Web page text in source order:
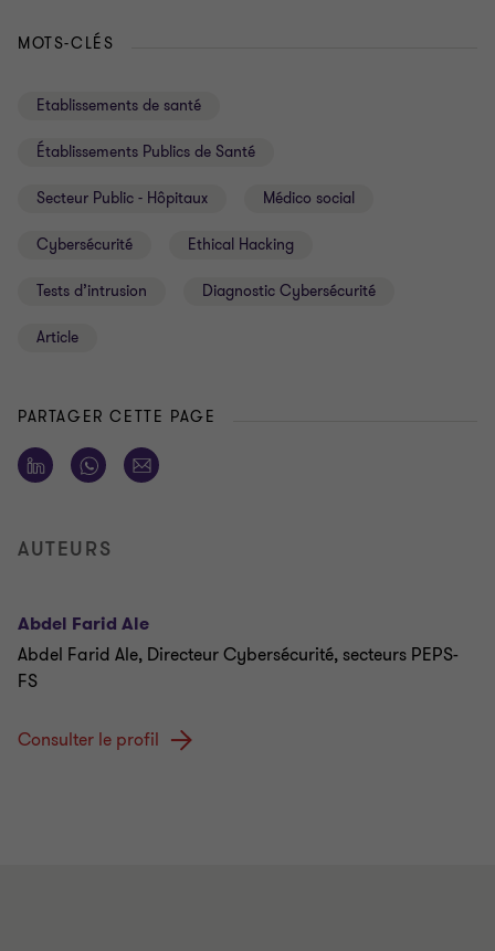
MOTS-CLÉS
Etablissements de santé
Établissements Publics de Santé
Secteur Public - Hôpitaux Médico social
Cybersécurité Ethical Hacking
Tests d’intrusion Diagnostic Cybersécurité
Article
PARTAGER CETTE PAGE
AUTEURS
Abdel Farid Ale
Abdel Farid Ale, Directeur Cybersécurité, secteurs PEPS-
FS
Consulter le profil